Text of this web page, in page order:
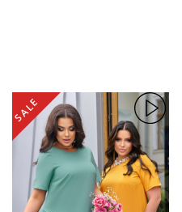
SALE